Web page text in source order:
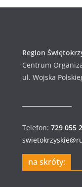
Region
Centrum
ul. Wojska
Telefon: 729 055
na skróty: